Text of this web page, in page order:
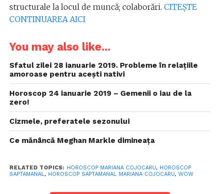
structurale la locul de muncă; colaborări. CITEȘTE
CONTINUAREA AICI
You may also like...
Sfatul zilei 28 ianuarie 2019. Probleme în relațiile
amoroase pentru acești nativi
Horoscop 24 ianuarie 2019 – Gemenii o iau de la
zero!
Cizmele, preferatele sezonului
Ce mănâncă Meghan Markle dimineața
RELATED TOPICS: HOROSCOP MARIANA COJOCARU, HOROSCOP
SAPTAMANAL, HOROSCOP SAPTAMANAL MARIANA COJOCARU, WOW